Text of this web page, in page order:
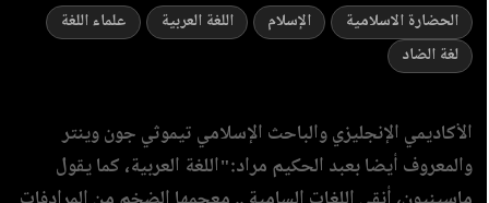
الحضارة الاسلامية الإسلام اللغة العربية
علماء اللغة
لغة الضاد
الأكاديمي الإنجليزي والباحث الإسلامي تيموثي جون وينتر
والمعروف أيضا بعبد الحكيم مراد:"اللغة العربية، كما يقول